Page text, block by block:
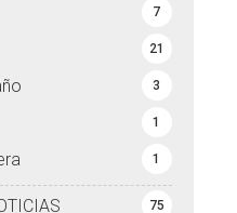
75
7
21
3
1
1